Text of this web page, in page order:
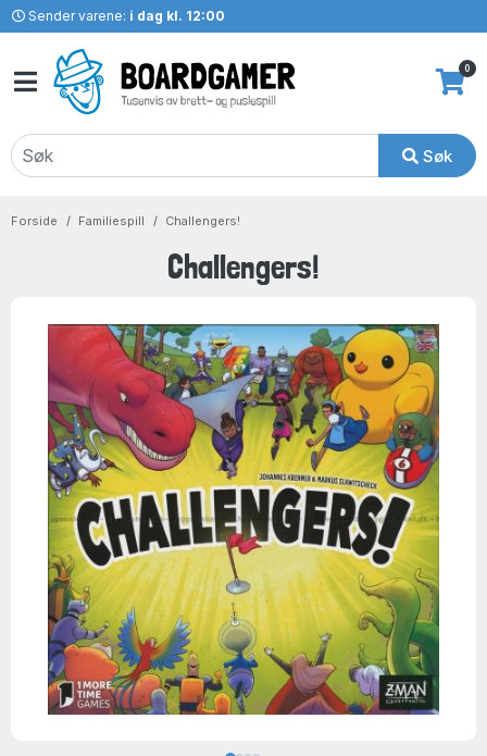
Sender varene: i dag kl. 12:00
Søk
0
Forside Familiespill Challengers!
Challengers!